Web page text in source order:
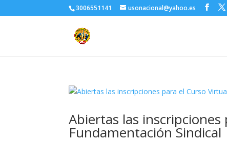
3006551141 usonacional@yahoo.es
Abiertas las
Fundamentación Sindical